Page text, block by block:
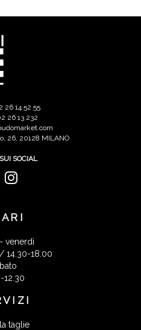
26 14 52 55
26 13 232
26, 20128 MILANO
SOCIAL
venerdì
14.30-18.00
12.30
taglie